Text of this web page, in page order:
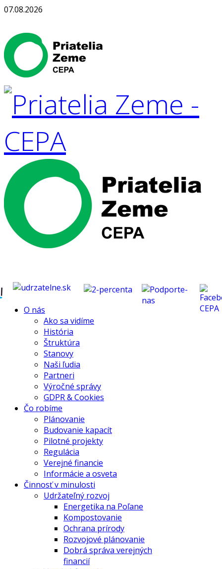
07.08.2026
O nás
Ako sa vidíme
História
Štruktúra
Stanovy
Naši ľudia
Partneri
Výročné správy
GDPR & Cookies
Čo robíme
Plánovanie
Budovanie kapacít
Pilotné projekty
Regulácia
Verejné financie
Informácie a osveta
Činnosť v minulosti
Udržateľný rozvoj
Energetika na Poľane
Kompostovanie
Ochrana prírody
Rozvojové plánovanie
Dobrá správa verejných
financií